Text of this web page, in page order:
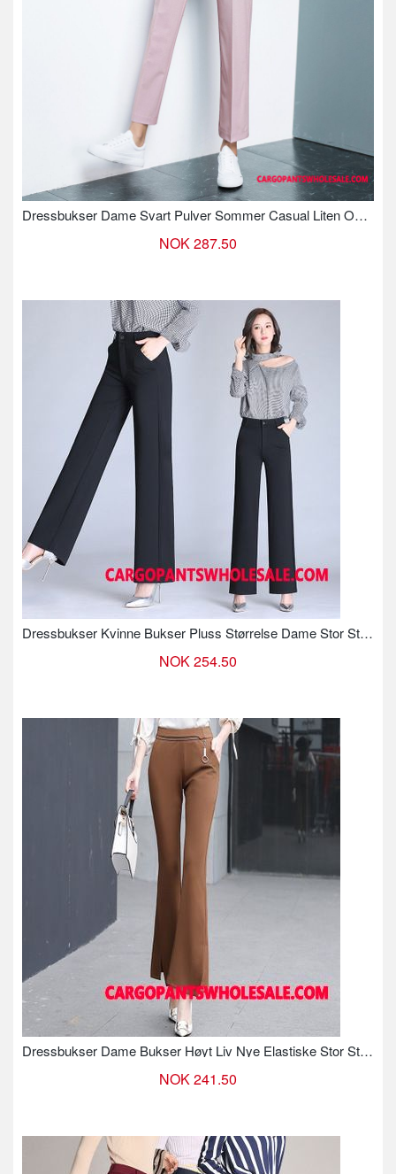
Dressbukser Dame Svart Pulver Sommer Casual Liten Okkupasjon Rette
NOK 287.50
Dressbukser Kvinne Bukser Pluss Størrelse Dame Stor Størrelse Høyt Liv Bukser Casual
NOK 254.50
Dressbukser Dame Bukser Høyt Liv Nye Elastiske Stor Størrelse
NOK 241.50